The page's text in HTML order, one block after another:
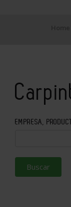
EMPRESA,
Buscar